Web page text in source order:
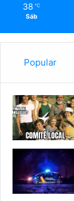
38 ℃
Sáb
Popular